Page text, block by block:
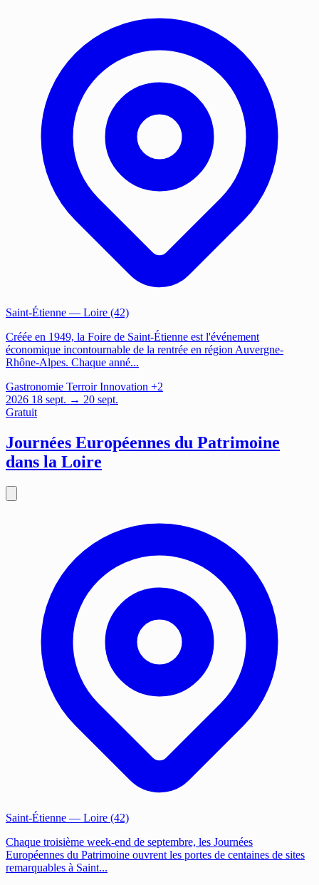
Saint-Étienne — Loire (42)
Créée en 1949, la Foire de Saint-Étienne est l'événement
économique incontournable de la rentrée en région Auvergne-
Rhône-Alpes. Chaque anné...
Gastronomie Terroir Innovation +2
2026 18 sept. → 20 sept.
Gratuit
Journées Européennes du Patrimoine
dans la Loire
Saint-Étienne — Loire (42)
Chaque troisième week-end de septembre, les Journées
Européennes du Patrimoine ouvrent les portes de centaines de sites
remarquables à Saint...